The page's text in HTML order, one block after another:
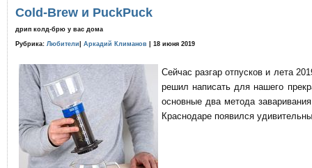
Cold-Brew и PuckPuck
дрип колд-брю у вас дома
Рубрика: Любители Аркадий Климанов | 18 июня 2019
Сейчас разгар отпусков и лета
решил написать для нашего
основные два метода
Краснодаре появился